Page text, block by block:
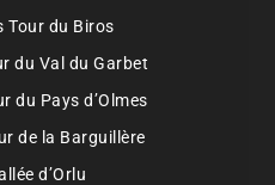
Tour du Biros
du Val du Garbet
du Pays d’Olmes
de la Barguillère
d’Orlu